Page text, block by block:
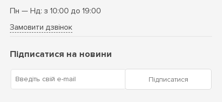
Пн — Нд: з 10:00 до 19:00
Замовити дзвінок
Підписатися на новини
Введіть свій e-mail Підписатися